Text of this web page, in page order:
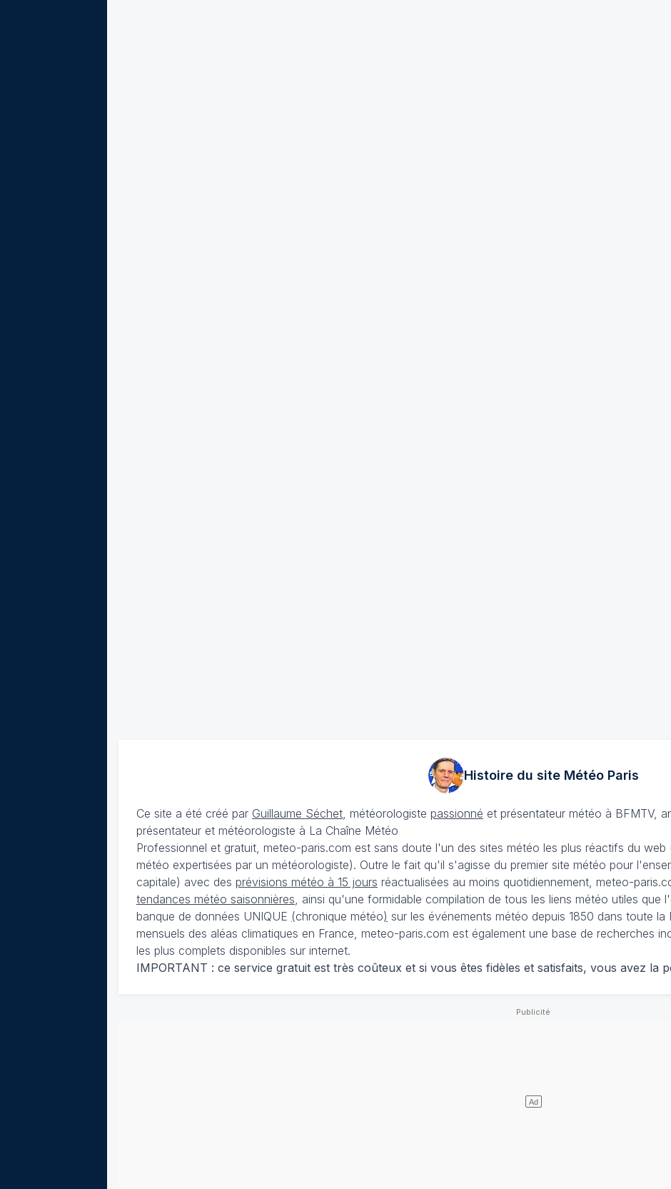
Histoire du site MétéoParis
Ce site a été créé par Guillaume Séchet , météorologiste passionné et présentateur météo à BFMTV,
présentateur et météorologiste à La Chaîne Météo
Professionnel et gratuit, meteo-paris.com est sans doute l'un des sites météo les plus réactifs du
météo expertisées par un météorologiste). Outre le fait qu'il s'agisse du premier site météo pour
capitale) avec des prévisions météo à 15 jours réactualisées au moins quotidiennement, meteo-
tendances météo saisonnières , ainsi qu'une formidable compilation de tous les liens météo utiles
banque de données UNIQUE (chronique météo) sur les événements météo depuis 1850 dans toute
mensuels des aléas climatiques en France, meteo-paris.com est également une base de recherches
les plus complets disponibles sur internet.
IMPORTANT : ce service gratuit est très coûteux et si vous êtes fidèles et satisfaits, vous avez la